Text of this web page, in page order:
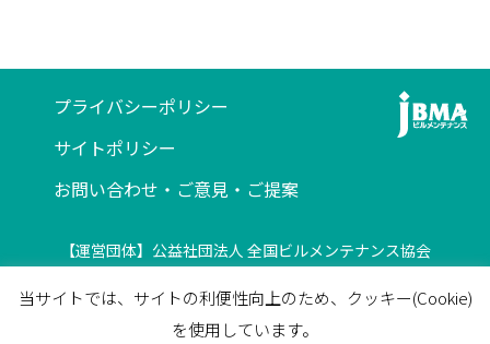
プライバシーポリシー
サイトポリシー
お問い合わせ・ご意見・ご提案
【運営団体】公益社団法人 全国ビルメンテナンス協会
ビルメンテナンス会館5F
03-3805-7560 / FAX 03-3805-7561
当サイトでは、サイトの利便性向上のため、クッキー(Cookie)
を使用しています。